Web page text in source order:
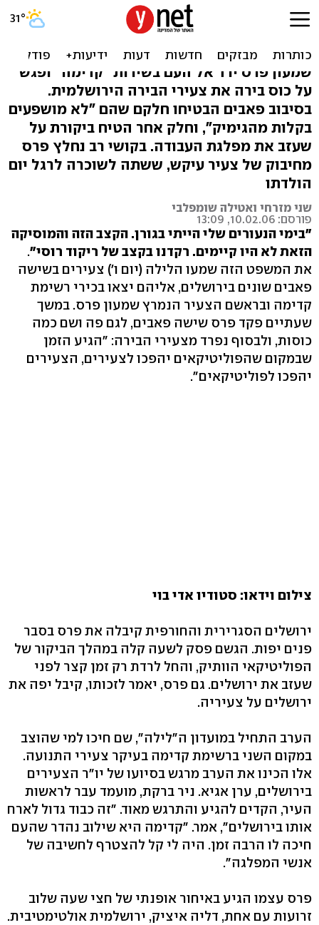
פרס בסיבוב פאבים:
"בתקופתי רקדו רק בגורן"
שמעון פרס ירד אל העם בשירות "קדימה" ופגש
על כוס בירה את צעירי הבירה הירושלמית.
בסיבוב פאבים הבטיחו חלקם שהם "לא מושפעים
בקלות מהגימיק", וחלק אחר הטיח ביקורת על
שעזב את מפלגת העבודה. בקושי רב נחלץ פרס
מחיבוק של צעיר עיקש, ששתה לשוכרה לרגל יום
הולדתו
שני מזרחי ואטילה שומפלבי
פורסם: 10.02.06, 13:09
"בימי הנעורים שלי הייתי בגורן. הקצב הזה והמוסיקה
הזאת לא היו קיימים. רקדנו בקצב של ריקוד רוסי".
את המשפט הזה שמעו הלילה (יום ו') צעירים בשישה
פאבים שונים בירושלים, אליהם יצאו בכירי רשימת
קדימה ובראשם הצעיר הנמרץ שמעון פרס. במשך
שעתיים פקד פרס שישה פאבים, לגם פה ושם כמה
כוסות, ולבסוף נפרד מצעירי הבירה: "הגיע הזמן
שבמקום שהפוליטיקאים יהפכו לצעירים, הצעירים
יהפכו לפוליטיקאים".
צילום וידאו: סטודיו אדי בוי
ירושלים הסגרירית והחורפית קיבלה את פרס בסבר
פנים יפות. הגשם פסק לשעה קלה במהלך הביקור של
הפוליטיקאי הוותיק, והחל לרדת רק זמן קצר לפני
שעזב את ירושלים. גם פרס, יאמר לזכותו, קיבל יפה את
ירושלים על צעיריה.
הערב התחיל במועדון ה"לילה", שם חיכו למי שהוצב
במקום השני ברשימת קדימה בעיקר צעירי התנועה.
אלו הכינו את הערב מרגש בסיועו של יו"ר הצעירים
בירושלים, ערן אגיא. ניר ברקת, מועמד עבר לראשות
העיר, הקדים להגיע והתרגש מאוד. "זה כבוד גדול לארח
אותו בירושלים", אמר. "קדימה היא שילוב נהדר שהעם
חיכה לו הרבה זמן. היה לי קל להצטרף לחשיבה של
אנשי המפלגה".
פרס עצמו הגיע באיחור אופנתי של חצי שעה שלוב
זרועות עם אחת, דליה איציק, ירושלמית אולטימטיבית.